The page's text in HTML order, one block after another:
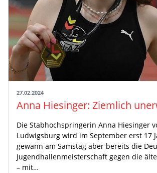
27.02.2024
Die Stabhochspringerin Anna Hiesinger
Ludwigsburg wird im September erst 17
gewann am Samstag aber bereits die
Jugendhallenmeisterschaft gegen die
– mit…